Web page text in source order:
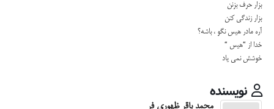
بزار حرف بزنن
بزار زندگی کنن
آره مادر هیس نگو ، باشه؟
خدا از “هیس “
خوشش نمی یاد
نویسنده
محمد باقر ظهوری فر